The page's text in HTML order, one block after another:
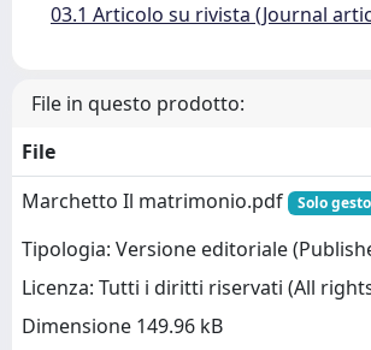
03.1 Articolo su rivista (Journal
File in questo prodotto:
File
Marchetto Il matrimonio.pdf
Solo
Tipologia: Versione editoriale
Licenza: Tutti i diritti riservati (All
Dimensione 149.96 kB